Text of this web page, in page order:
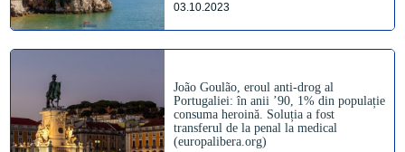
03.10.2023
João Goulão, eroul anti-drog al
Portugaliei: în anii ’90, 1% din populație
consuma heroină. Soluția a fost
transferul de la penal la medical
(europalibera.org)